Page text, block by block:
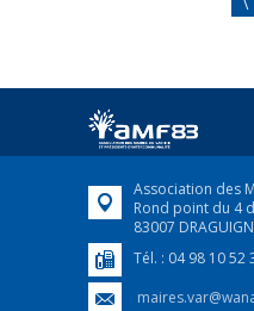
Afin
FEUILLETER
Association des
Rond point du 4
83007
Tél. : 04 98 10 52